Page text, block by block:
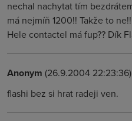
nechal nachytat tím
má nejmíň 1200!! Takže to
Hele contactel má fup?? Dík
Anonym (26.9.2004 22:23:36)
flashi bez si hrat radeji ven.